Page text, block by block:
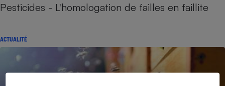
Pesticides - L'homologation de failles en faillite
ACTUALITÉ